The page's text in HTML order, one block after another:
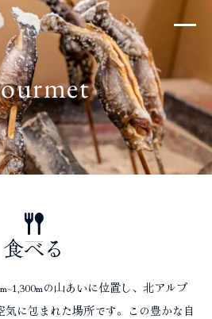
食べる
の山あいに位置し、北アルプ
に包まれた場所です。この豊かな自
×
北アルプス